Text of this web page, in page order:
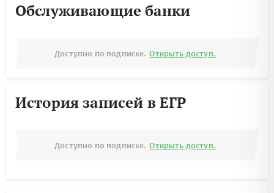
Обслуживающие банки
Доступно по подписке. Открыть доступ.
История записей в ЕГР
Доступно по подписке. Открыть доступ.